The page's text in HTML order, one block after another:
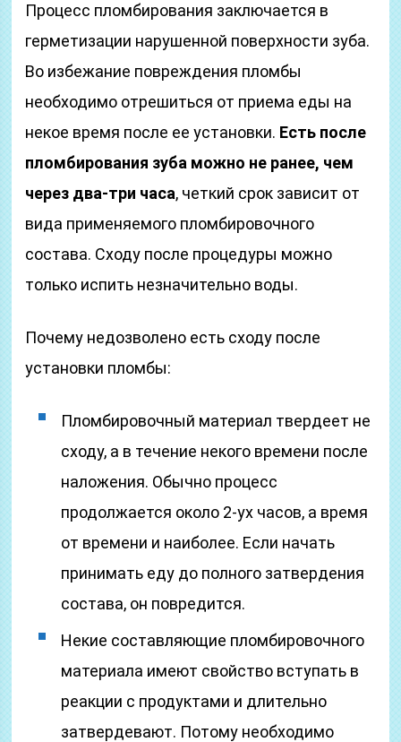
Процесс пломбирования заключается в
герметизации нарушенной поверхности зуба.
Во избежание повреждения пломбы
необходимо отрешиться от приема еды на
некое время после ее установки. Есть после
пломбирования зуба можно не ранее, чем
через два-три часа, четкий срок зависит от
вида применяемого пломбировочного
состава. Сходу после процедуры можно
только испить незначительно воды.
Почему недозволено есть сходу после
установки пломбы:
Пломбировочный материал твердеет не
сходу, а в течение некого времени после
наложения. Обычно процесс
продолжается около 2-ух часов, а время
от времени и наиболее. Если начать
принимать еду до полного затвердения
состава, он повредится.
Некие составляющие пломбировочного
материала имеют свойство вступать в
реакции с продуктами и длительно
затвердевают. Потому необходимо